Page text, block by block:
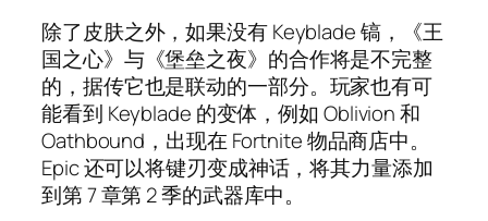
除了皮肤之外，如果没有 Keyblade 镐，《王
国之心》与《堡垒之夜》的合作将是不完整
的，据传它也是联动的一部分。玩家也有可
能看到 Keyblade 的变体，例如 Oblivion 和
Oathbound，出现在 Fortnite 物品商店中。
Epic 还可以将键刃变成神话，将其力量添加
到第 7 章第 2 季的武器库中。